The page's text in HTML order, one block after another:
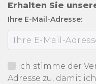
Erhalten Sie
Ihre E-Mail-Adresse:
Ich stimme der
Adresse zu, damit